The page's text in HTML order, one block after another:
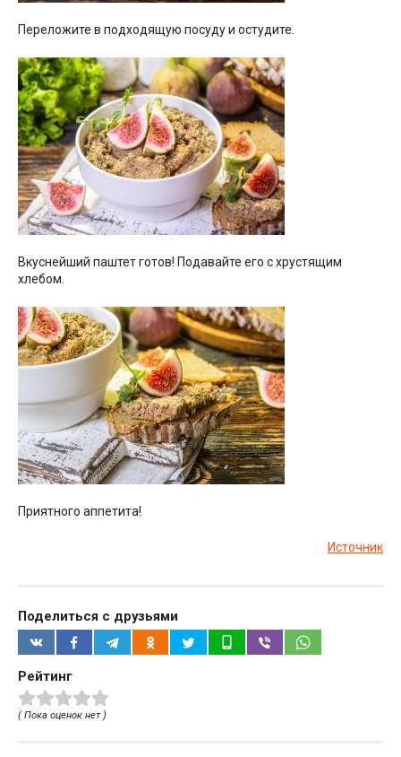
Переложите в подходящую посуду и остудите.
Вкуснейший паштет готов! Подавайте его с хрустящим
хлебом.
Приятного аппетита!
Источник
Поделиться с друзьями
Рейтинг
( Пока оценок нет )